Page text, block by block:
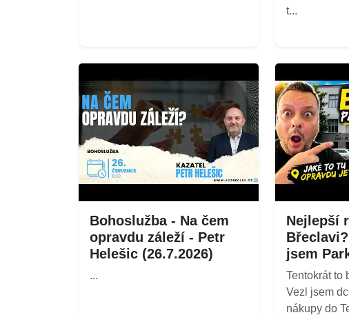
t...
Bohoslužba - Na čem
opravdu záleží - Petr
Helešic (26.7.2026)
...
Nejlepší
jsem
Tentokrát to
Vezl jsem
nákupy do